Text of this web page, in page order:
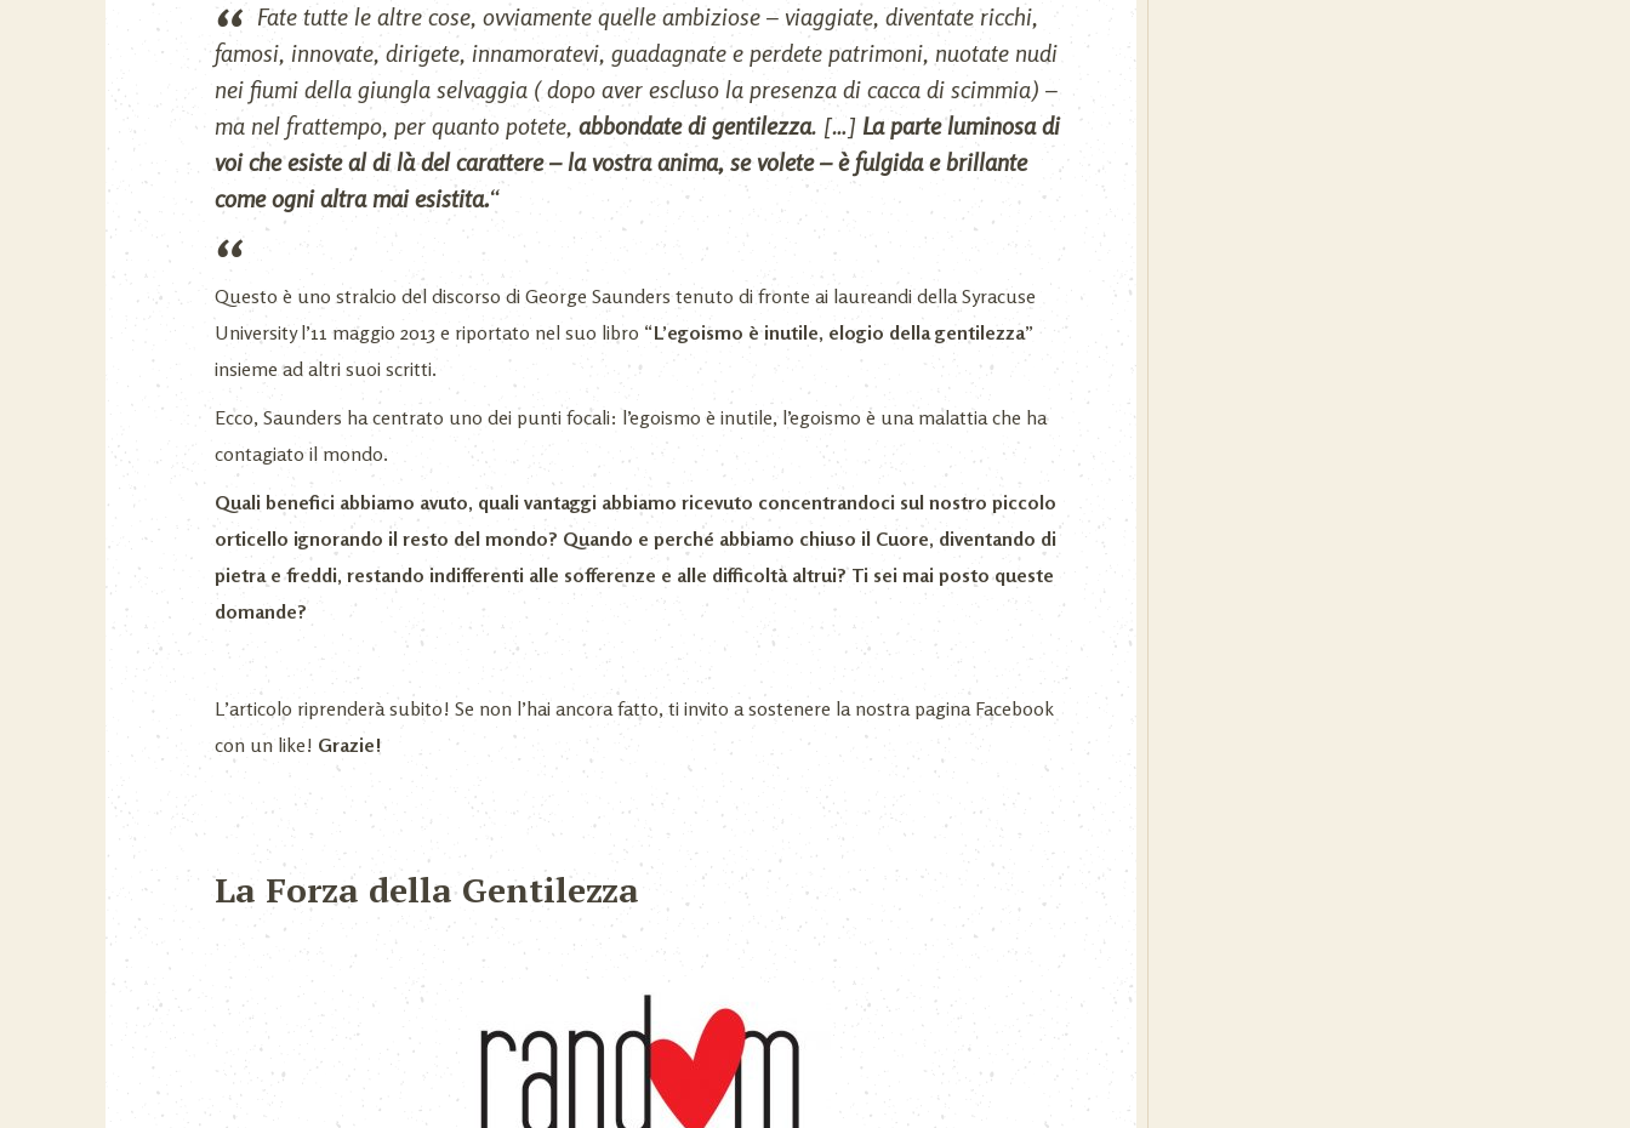
Fate tutte le altre cose, ovviamente quelle ambiziose – viaggiate, diventate ricchi,
famosi, innovate, dirigete, innamoratevi, guadagnate e perdete patrimoni, nuotate nudi
nei fiumi della giungla selvaggia ( dopo aver escluso la presenza di cacca di scimmia) –
ma nel frattempo, per quanto potete, abbondate di gentilezza. […] La parte luminosa di
voi che esiste al di là del carattere – la vostra anima, se volete – è fulgida e brillante
come ogni altra mai esistita.“
Questo è uno stralcio del discorso di George Saunders tenuto di fronte ai laureandi della Syracuse
University l’11 maggio 2013 e riportato nel suo libro “L’egoismo è inutile, elogio della gentilezza”
insieme ad altri suoi scritti.
Ecco, Saunders ha centrato uno dei punti focali: l’egoismo è inutile, l’egoismo è una malattia che ha
contagiato il mondo.
Quali benefici abbiamo avuto, quali vantaggi abbiamo ricevuto concentrandoci sul nostro piccolo
orticello ignorando il resto del mondo? Quando e perché abbiamo chiuso il Cuore, diventando di
pietra e freddi, restando indifferenti alle sofferenze e alle difficoltà altrui? Ti sei mai posto queste
domande?
L’articolo riprenderà subito! Se non l’hai ancora fatto, ti invito a sostenere la nostra pagina Facebook
con un like! Grazie!
La Forza della Gentilezza